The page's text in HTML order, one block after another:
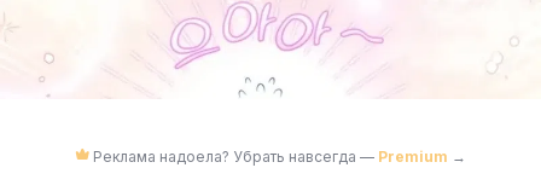
Реклама надоела? Убрать навсегда — Premium →